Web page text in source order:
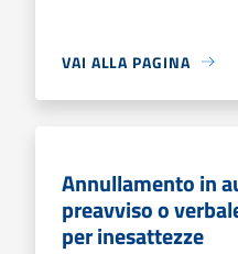
VAI ALLA PAGINA
Annullamento in
preavviso o
per inesattezze